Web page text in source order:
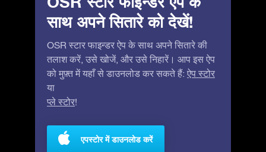
साथ अपने सितारे को देखें!
OSR स्टार फाइन्डर ऐप के साथ अपने सितारे की
तलाश करें, उसे खोजें, और उसे निहारें। आप इस ऐप
को मुफ़्त में यहाँ से डाउनलोड कर सकते हैं: ऐप स्टोर
या
प्ले स्टोर!
एपस्टोर में डाउनलोड करें